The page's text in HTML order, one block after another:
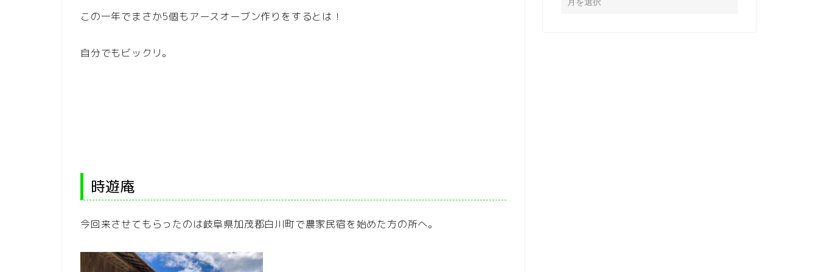
この一年でまさか5個もアースオーブン作りをするとは！
自分でもビックリ。
時遊庵
今回来させてもらったのは岐阜県加茂郡白川町で農家民宿を始めた方の所へ。